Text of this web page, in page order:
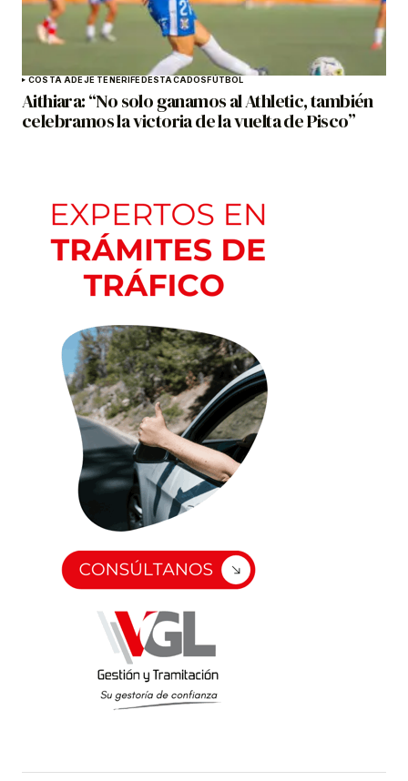
COSTA ADEJE TENERIFEDESTACADOSFÚTBOL
Aithiara: “No solo ganamos al Athletic, también
celebramos la victoria de la vuelta de Pisco”